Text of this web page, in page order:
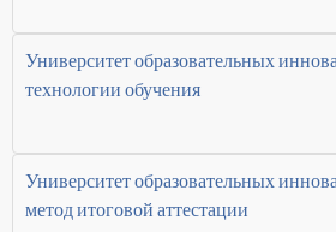
Университет образовательных
технологии обучения
Университет образовательных
метод итоговой аттестации